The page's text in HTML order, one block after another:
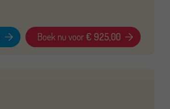
Boek nu voor€ 925,00